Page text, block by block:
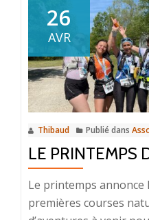
VTT,
Trail
à
Final
Ligure
26
AVR
Thibaud Publié dans
LE PRINTEMPS
Le printemps annonce
premières courses